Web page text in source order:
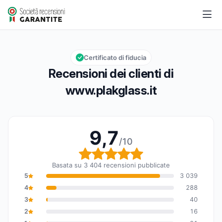
www.plakglass.it
Valutazione globale: 9,7 su 10
9,7/10
Recensioni dei clienti di
www.plakglass.it
Certificato di fiducia
9,7/10
Valutazione globale:
Basata su 3 404 recensioni pubblicate
5
3 039
4
288
3
40
2
16